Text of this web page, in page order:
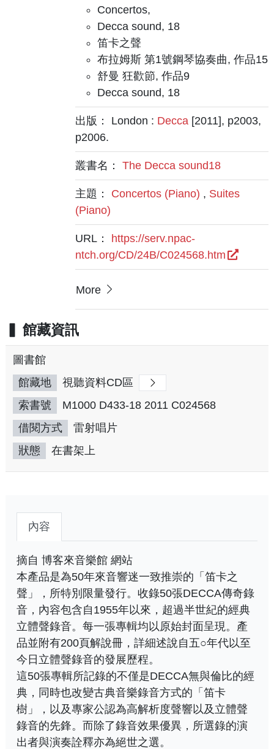
Concertos,
Decca sound, 18
笛卡之聲
布拉姆斯 第1號鋼琴協奏曲, 作品15
舒曼 狂歡節, 作品9
Decca sound, 18
出版： London : Decca [2011], p2003,
p2006.
叢書名：The Decca sound18
主題： Concertos (Piano) , Suites
(Piano)
URL： https://serv.npac-
ntch.org/CD/24B/C024568.htm
More
館藏資訊
圖書館
館藏地
視聽資料CD區
索書號
M1000 D433-18 2011 C024568
借閱方式
雷射唱片
狀態
在書架上
內容
摘自 博客來音樂館 網站
本產品是為50年來音響迷一致推崇的「笛卡之
聲」，所特別限量發行。收錄50張DECCA傳奇錄
音，內容包含自1955年以來，超過半世紀的經典
立體聲錄音。每一張專輯均以原始封面呈現。產
品並附有200頁解說冊，詳細述說自五○年代以至
今日立體聲錄音的發展歷程。
這50張專輯所記錄的不僅是DECCA無與倫比的經
典，同時也改變古典音樂錄音方式的「笛卡
樹」，以及專家公認為高解析度聲響以及立體聲
錄音的先鋒。而除了錄音效果優異，所選錄的演
出者與演奏詮釋亦為絕世之選。